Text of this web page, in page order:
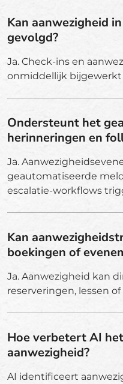
Kan aanwezigheid
gevolgd?
Ja. Check-ins en
onmiddellijk bijgewerkt
Ondersteunt het
herinneringen en
Ja.
geautomatiseerde
escalatie-workflows
Kan
boekingen of
Ja. Aanwezigheid kan
reserveringen, lessen
Hoe verbetert AI
aanwezigheid?
AI identificeert